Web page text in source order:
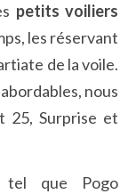
petits voiliers
les réservant
de la voile.
nous
25, Surprise et
tel que Pogo